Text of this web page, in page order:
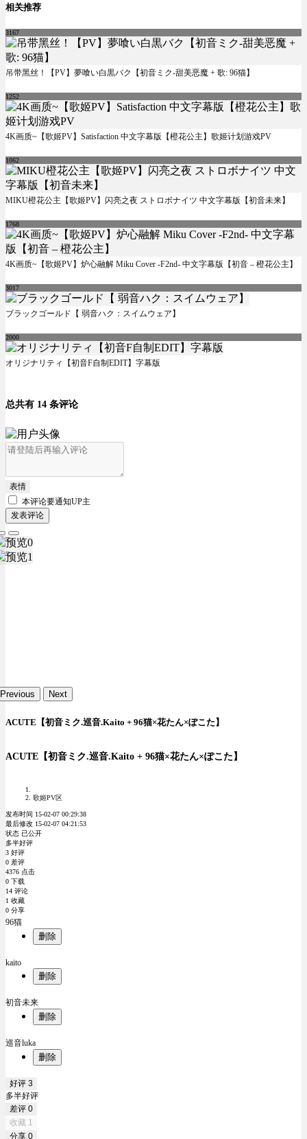
相关推荐
3167
吊带黑丝！【PV】夢喰い白黒バク【初音ミク-甜美恶魔 + 歌: 96猫】
1252
4K画质~【歌姬PV】Satisfaction 中文字幕版【橙花公主】歌姬计划游戏PV
1062
MIKU橙花公主【歌姬PV】闪亮之夜 ストロボナイツ 中文字幕版【初音未来】
1768
4K画质~【歌姬PV】炉心融解 Miku Cover -F2nd- 中文字幕版【初音 – 橙花公主】
3017
ブラックゴールド【 弱音ハク：スイムウェア】
2000
オリジナリティ【初音F自制EDIT】字幕版
总共有 14 条评论
表情
本评论要通知UP主
发表评论
Previous Next
ACUTE【初音ミク.巡音.Kaito + 96猫×花たん×ぽこた】
ACUTE【初音ミク.巡音.Kaito + 96猫×花たん×ぽこた】
歌姬PV区
发布时间 15-02-07 00:29:38
最后修改 15-02-07 04:21:53
状态 已公开
多半好评
3 好评
0 差评
4376 点击
0 下载
14 评论
1 收藏
0 分享
96猫
删除
kaito
删除
初音未来
删除
巡音luka
删除
好评 3
多半好评
差评 0
收藏 1
分享 0